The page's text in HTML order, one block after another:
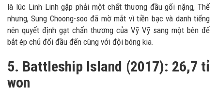
là lúc Linh Linh gặp phải một chất thương đầu gối nặng, Thế
nhưng, Sung Choong-soo đã mờ mắt vì tiền bạc và danh tiếng
nên quyết định gạt chấn thương của Vỹ Vỹ sang một bên để
bắt ép chủ đối đầu đến cùng với đội bóng kia.
5. Battleship Island (2017): 26,7 tỉ
won